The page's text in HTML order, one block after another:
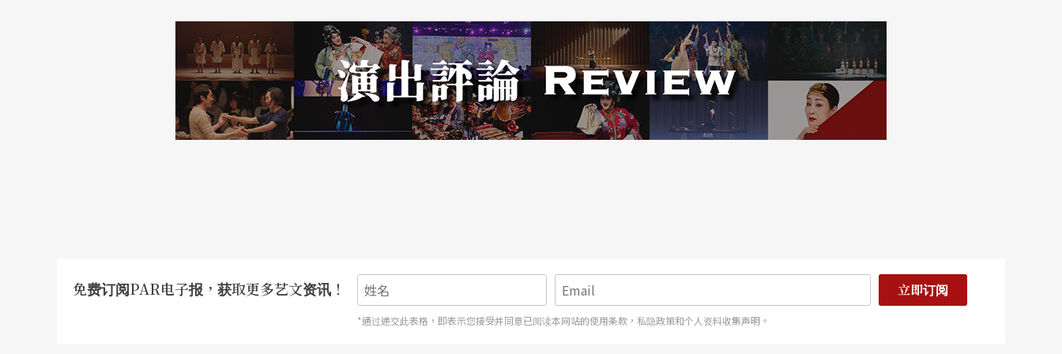
免费订阅PAR电子报，获取更多艺文资讯！ 立即订阅
*通过递交此表格，即表示您接受并同意已阅读本网站的使用条款，私隐政策和个人资料收集声明。